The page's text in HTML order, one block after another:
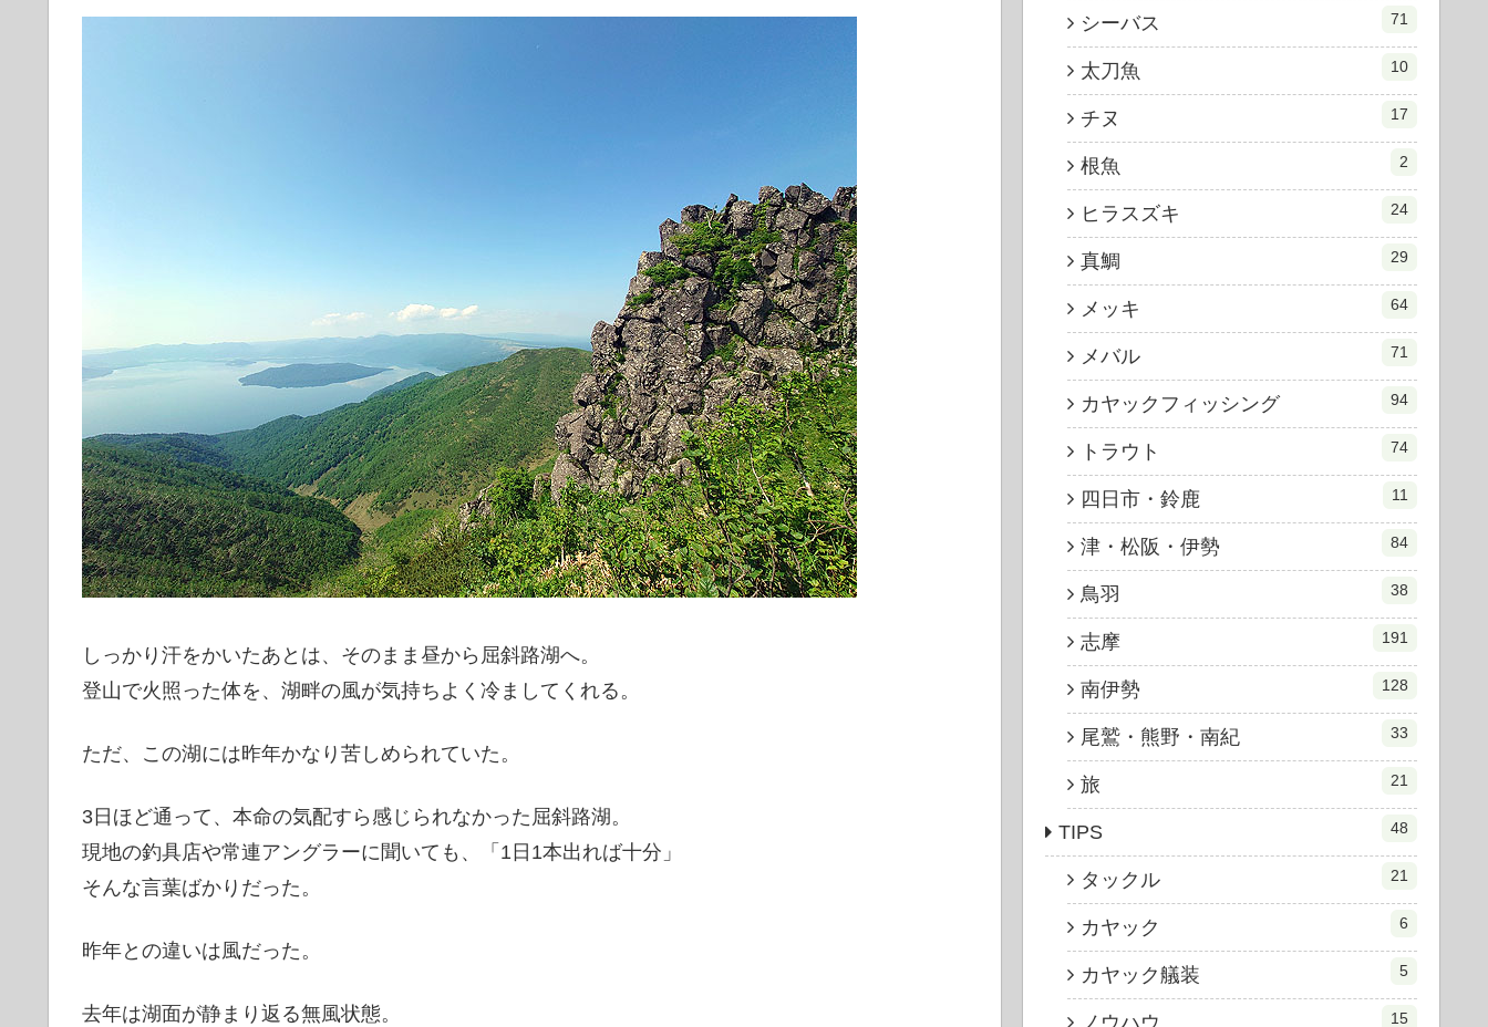
しっかり汗をかいたあとは、そのまま昼から屈斜路湖へ。
登山で火照った体を、湖畔の風が気持ちよく冷ましてくれる。
ただ、この湖には昨年かなり苦しめられていた。
3日ほど通って、本命の気配すら感じられなかった屈斜路湖。
現地の釣具店や常連アングラーに聞いても、「1日1本出れば十分」
そんな言葉ばかりだった。
昨年との違いは風だった。
去年は湖面が静まり返る無風状態。
シーバス 71
太刀魚 10
チヌ 17
根魚 2
ヒラスズキ 24
真鯛 29
メッキ 64
メバル 71
カヤックフィッシング 94
トラウト 74
四日市・鈴鹿 11
津・松阪・伊勢 84
鳥羽 38
志摩 191
南伊勢 128
尾鷲・熊野・南紀 33
旅 21
TIPS 48
タックル 21
カヤック 6
カヤック艤装 5
ノウハウ 15